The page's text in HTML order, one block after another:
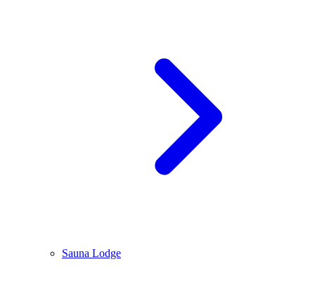
Sauna Lodge